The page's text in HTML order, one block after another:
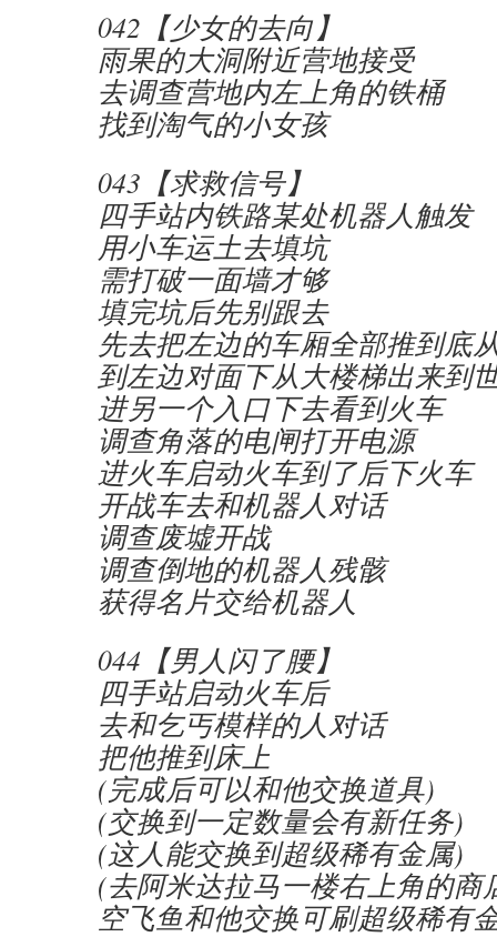
042【少女的去向】
雨果的大洞附近营地接受
去调查营地内左上角的铁桶
找到淘气的小女孩
043【求救信号】
四手站内铁路某处机器人触发
用小车运土去填坑
需打破一面墙才够
填完坑后先别跟去
先去把左边的车厢全部推到底
到左边对面下从大楼梯出来到
进另一个入口下去看到火车
调查角落的电闸打开电源
进火车启动火车到了后下火车
开战车去和机器人对话
调查废墟开战
调查倒地的机器人残骸
获得名片交给机器人
044【男人闪了腰】
四手站启动火车后
去和乞丐模样的人对话
把他推到床上
(完成后可以和他交换道具)
(交换到一定数量会有新任务)
(这人能交换到超级稀有金属)
(去阿米达拉马一楼右上角的商
空飞鱼和他交换可刷超级稀有